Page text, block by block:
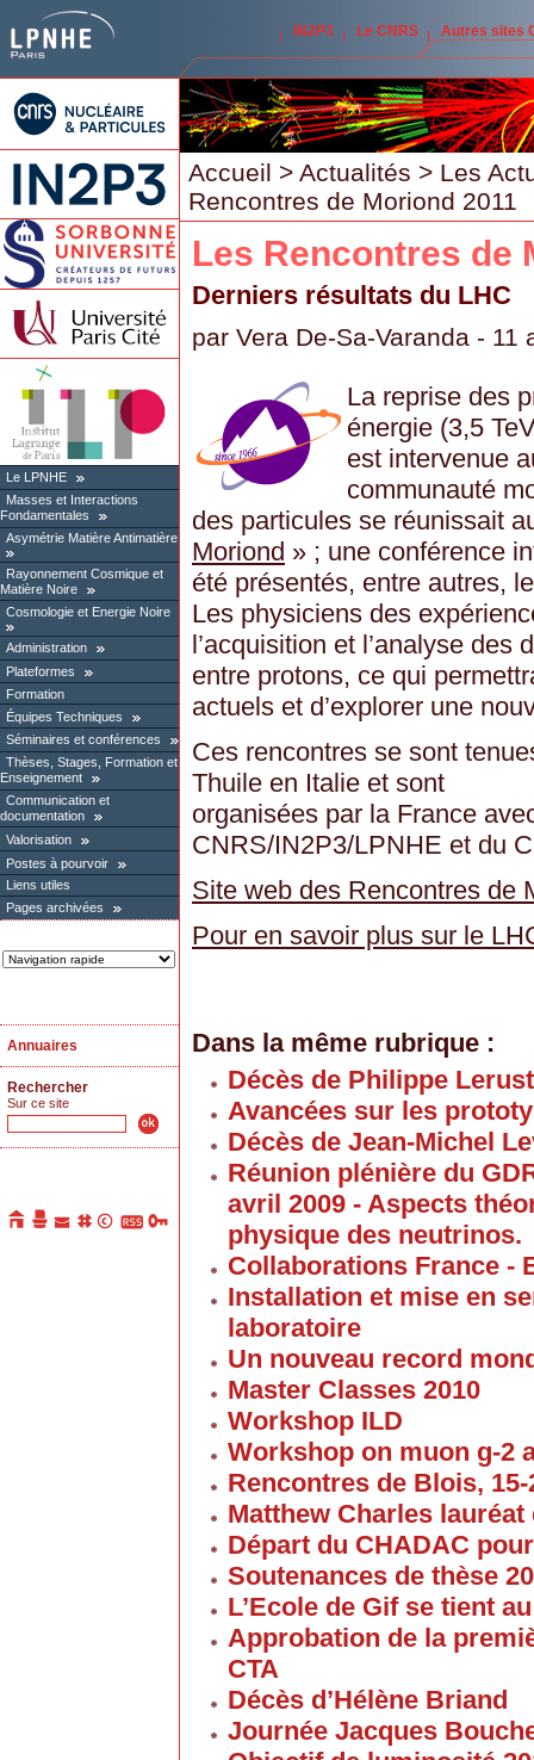
IN2P3 Le CNRS Autres sites
Le LPNHE
Masses et Interactions
Fondamentales
Asymétrie Matière Antimatière
Rayonnement Cosmique et
Matière Noire
Cosmologie et Energie Noire
Administration
Plateformes
Formation
Équipes Techniques
Séminaires et conférences
Thèses, Stages, Formation et
Enseignement
Communication et
documentation
Valorisation
Postes à pourvoir
Liens utiles
Pages archivées
Annuaires
Rechercher
Sur ce site
Accueil > Actualités > Les
Rencontres de Moriond 2011
Les Rencontres de
Derniers résultats du LHC
par Vera De-Sa-Varanda - 11
La reprise des
énergie (3,5
est intervenue
communauté
des particules se réunissait
Moriond » ; une conférence
été présentés, entre autres,
Les physiciens des
l’acquisition et l’analyse
entre protons, ce qui
actuels et d’explorer une
Ces rencontres se sont
Thuile en Italie et sont
organisées par la France
CNRS/IN2P3/LPNHE et du
Site web des Rencontres de
Pour en savoir plus sur le
Dans la même rubrique :
Décès de Philippe
Avancées sur les
Décès de Jean-Michel
Réunion plénière du
avril 2009 - Aspects
physique des neutrinos.
Collaborations France -
Installation et mise en
laboratoire
Un nouveau record
Master Classes 2010
Workshop ILD
Workshop on muon g-2
Rencontres de Blois,
Matthew Charles
Départ du CHADAC
Soutenances de thèse
L’Ecole de Gif se tient
Approbation de la
CTA
Décès d’Hélène Briand
Journée Jacques